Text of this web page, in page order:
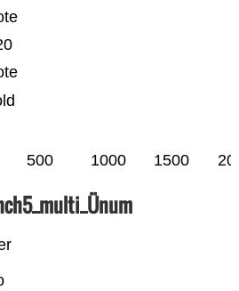
500 1000 1500